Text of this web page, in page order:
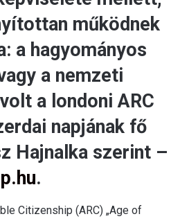
működnek
a hagyományos
a nemzeti
a londoni ARC
napjának fő
Hajnalka szerint –
.
Citizenship (ARC) „Age of